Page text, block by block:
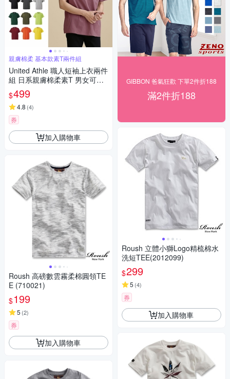
親膚棉柔 基本款素T兩件組
United Athle 職人短袖上衣兩件
組 日系親膚棉柔素T 男女可穿
休閒 百搭NB小紅書(時時樂限
定)
$499
4.8 (4)
券
加入購物車
Roush 高磅數雲霧柔棉圓領TE
E (710021)
$199
5 (2)
券
加入購物車
GIBBON 爸氣狂歡 下單2件折188
滿2件折188
Roush 立體小獅Logo精梳棉水
洗短TEE(2012099)
$299
5 (4)
券
加入購物車